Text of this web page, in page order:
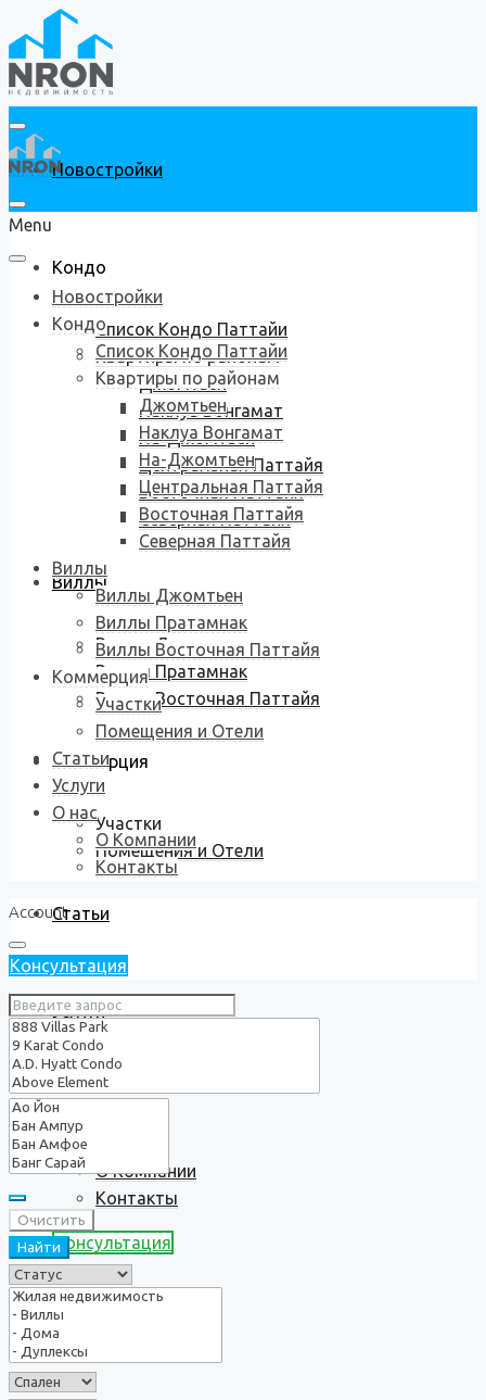
Новостройки
Кондо
Список Кондо Паттайи
Квартиры по районам
Джомтьен
Наклуа Вонгамат
На-Джомтьен
Центральная Паттайя
Восточная Паттайя
Северная Паттайя
Виллы
Виллы Джомтьен
Виллы Пратамнак
Виллы Восточная Паттайя
Коммерция
Участки
Помещения и Отели
Статьи
Услуги
О нас
О Компании
Контакты
Консультация
Menu
Новостройки
Кондо
Список Кондо Паттайи
Квартиры по районам
Джомтьен
Наклуа Вонгамат
На-Джомтьен
Центральная Паттайя
Восточная Паттайя
Северная Паттайя
Виллы
Виллы Джомтьен
Виллы Пратамнак
Виллы Восточная Паттайя
Коммерция
Участки
Помещения и Отели
Статьи
Услуги
О нас
О Компании
Контакты
Account
Консультация
Очистить
Найти